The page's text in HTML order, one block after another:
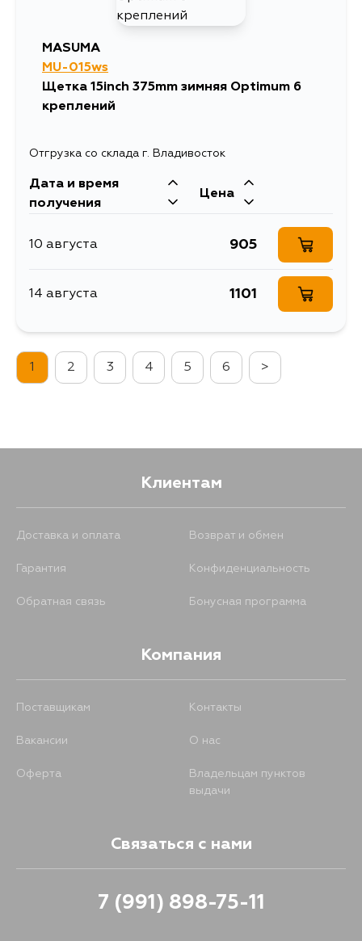
MASUMA
MU-015ws
Щетка 15inch 375mm зимняя Optimum 6
креплений
Отгрузка со склада г. Владивосток
Дата и время
получения
Цена
10 августа 905
14 августа 1101
1 2 3 4 5 6 >
Клиентам
Доставка и оплата Возврат и обмен
Гарантия Конфиденциальность
Обратная связь Бонусная программа
Компания
Поставщикам Контакты
Вакансии О нас
Оферта
Владельцам пунктов
выдачи
Связаться с нами
7 (991) 898-75-11